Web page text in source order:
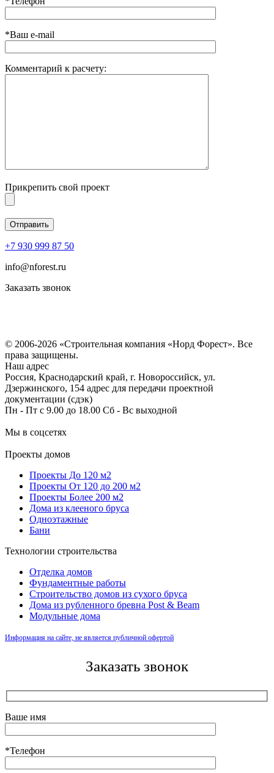
*Ваш e-mail
Комментарий к расчету:
Прикрепить свой проект
+7 930 999 87 50
info@nforest.ru
Заказать звонок
© 2006-2026 «Строительная компания «Норд Форест». Все
права защищены.
Наш адрес
Россия, Краснодарский край, г. Новороссийск, ул.
Дзержинского, 154 адрес для передачи проектной
документации (сдэк)
Пн - Пт с 9.00 до 18.00 Сб - Вс выходной
Мы в соцсетях
Проекты домов
Проекты До 120 м2
Проекты От 120 до 200 м2
Проекты Более 200 м2
Дома из клееного бруса
Одноэтажные
Бани
Технологии строительства
Отделка домов
Фундаментные работы
Строительство домов из сухого бруса
Дома из рубленного бревна Post & Beam
Модульные дома
Информация на сайте, не является публичной офертой
Заказать звонок
Ваше имя
*Телефон